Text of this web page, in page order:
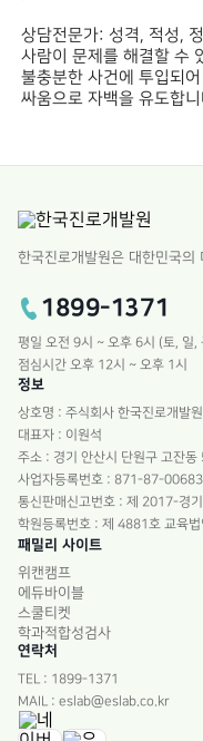
상담전문가: 성격, 적성,
사람이 문제를 해결할 수
불충분한 사건에 투입되
싸움으로 자백을 유도합니
한국진로개발원은 대한민국의
1899-1371
평일 오전 9시 ~ 오후 6시 (토, 일,
점심시간 오후 12시 ~ 오후 1시
정보
상호명 : 주식회사 한국진로개발원
대표자 : 이원석
주소 : 경기 안산시 단원구 고잔
사업자등록번호 : 871-87-00683
통신판매신고번호 : 제 2017-경
학원등록번호 : 제 4881호 교육
패밀리 사이트
위캔캠프
에듀바이블
스쿨티켓
학과적합성검사
연락처
TEL : 1899-1371
MAIL : eslab@eslab.co.kr